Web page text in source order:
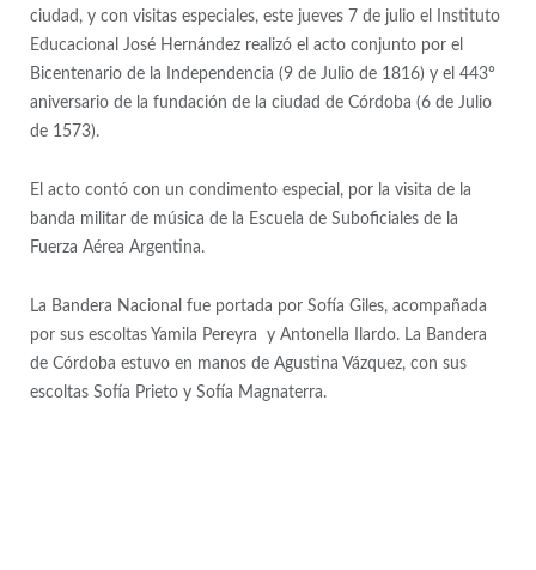
ciudad, y con visitas especiales, este jueves 7 de julio el Instituto
Educacional José Hernández realizó el acto conjunto por el
Bicentenario de la Independencia (9 de Julio de 1816) y el 443°
aniversario de la fundación de la ciudad de Córdoba (6 de Julio
de 1573).
El acto contó con un condimento especial, por la visita de la
banda militar de música de la Escuela de Suboficiales de la
Fuerza Aérea Argentina.
La Bandera Nacional fue portada por Sofía Giles, acompañada
por sus escoltas Yamila Pereyra y Antonella Ilardo. La Bandera
de Córdoba estuvo en manos de Agustina Vázquez, con sus
escoltas Sofía Prieto y Sofía Magnaterra.